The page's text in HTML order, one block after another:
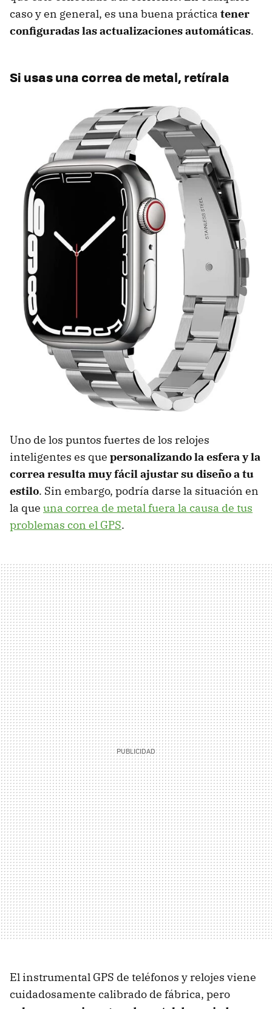
caso y en general, es una buena práctica tener
configuradas las actualizaciones automáticas.
Si usas una correa de metal, retírala
Uno de los puntos fuertes de los relojes
inteligentes es que personalizando la esfera y la
correa resulta muy fácil ajustar su diseño a tu
estilo. Sin embargo, podría darse la situación en
la que una correa de metal fuera la causa de tus
problemas con el GPS.
El instrumental GPS de teléfonos y relojes viene
cuidadosamente calibrado de fábrica, pero